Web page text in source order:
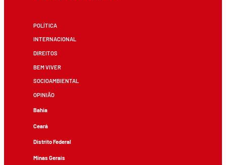
POLÍTICA
INTERNACIONAL
DIREITOS
BEM VIVER
SOCIOAMBIENTAL
OPINIÃO
Bahia
Ceará
Distrito Federal
Minas Gerais